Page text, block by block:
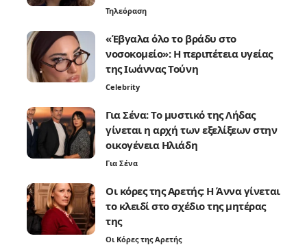
Τηλεόραση
«Έβγαλα όλο το βράδυ στο
νοσοκομείο»: Η περιπέτεια υγείας
της Ιωάννας Τούνη
Celebrity
Για Σένα: Το μυστικό της Λήδας
γίνεται η αρχή των εξελίξεων στην
οικογένεια Ηλιάδη
Για Σένα
Οι κόρες της Αρετής: Η Άννα γίνεται
το κλειδί στο σχέδιο της μητέρας
της
Οι Κόρες της Αρετής